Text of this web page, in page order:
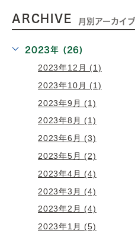
ARCHIVE 月別アーカイブ
2023年 (26)
2023年12月 (1)
2023年10月 (1)
2023年9月 (1)
2023年8月 (1)
2023年6月 (3)
2023年5月 (2)
2023年4月 (4)
2023年3月 (4)
2023年2月 (4)
2023年1月 (5)